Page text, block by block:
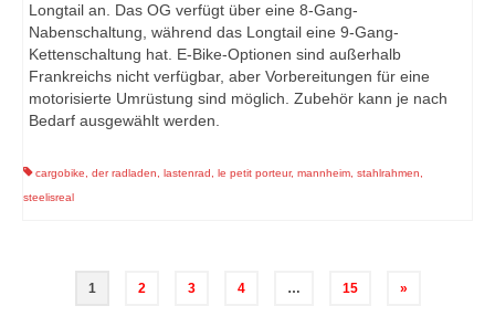
Longtail an. Das OG verfügt über eine 8-Gang-
Nabenschaltung, während das Longtail eine 9-Gang-
Kettenschaltung hat. E-Bike-Optionen sind außerhalb
Frankreichs nicht verfügbar, aber Vorbereitungen für eine
motorisierte Umrüstung sind möglich. Zubehör kann je nach
Bedarf ausgewählt werden.
cargobike der radladen lastenrad le petit porteur, mannheim stahlrahmen
steelisreal
Seitennummerierung
1 2 3 4 … 15 »